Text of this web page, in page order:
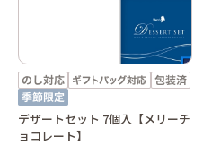
デザートセット 7個入【メリーチ
ョコレート】